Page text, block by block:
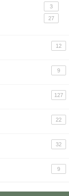
3
27
12
9
127
22
32
9